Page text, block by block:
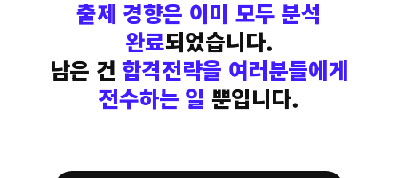
출제 경향은 이미 모두 분석
완료되었습니다.
남은 건 합격전략을 여러분들에게
전수하는 일 뿐입니다.